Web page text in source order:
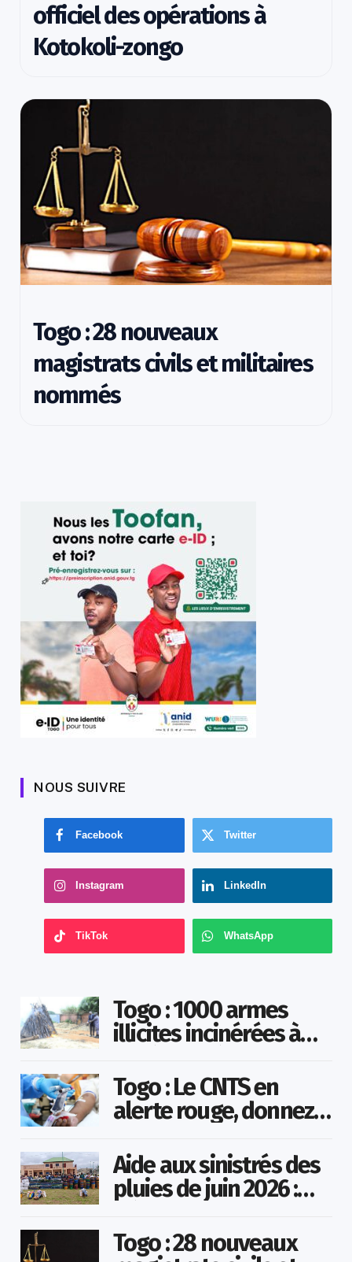
officiel des opérations à
Kotokoli-zongo
Togo : 28 nouveaux
magistrats civils et militaires
nommés
NOUS SUIVRE
Facebook Twitter
Instagram LinkedIn
TikTok WhatsApp
Togo : 1000 armes
illicites incinérées à
Togo : Le CNTS en
alerte rouge, donnez
sauver des vies !
Aide aux sinistrés des
pluies de juin 2026 :
des opérations à
Togo : 28 nouveaux